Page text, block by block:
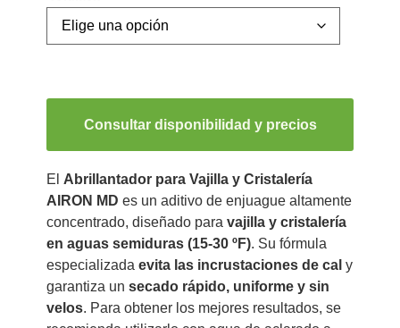
Consultar disponibilidad y precios
El Abrillantador para Vajilla y Cristalería
AIRON MD es un aditivo de enjuague altamente
concentrado, diseñado para vajilla y cristalería
en aguas semiduras (15-30 ºF). Su fórmula
especializada evita las incrustaciones de cal y
garantiza un secado rápido, uniforme y sin
velos. Para obtener los mejores resultados, se